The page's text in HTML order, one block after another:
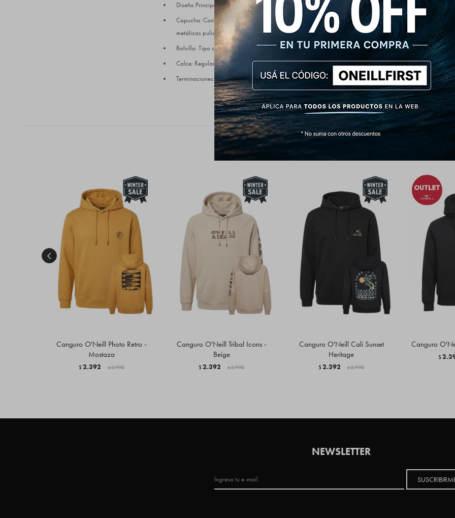
Diseño Principal: Aplique central arqueado, "O'Neill" y "California" realizado en bordado tipo Chenille
Capucha: Confeccionada con doble tela para mayor estructura, ajustable mediante cordones cilíndricos
metálicas pulidas.
Bolsillo: Tipo canguro frontal clásico con costuras de seguridad reforzadas.
Calce: Regular Fit de caída recta, cómoda y natural.
Terminaciones: Puños y cintura acanalados en rib elástico de gran densidad que evita deformaciones.
Canguro O'Neill Photo Retro -
Mostaza
$2.392 $ 2.990
Canguro O'Neill Tribal Icons -
Beige
$2.392 $ 2.990
Canguro O'Neill Cali Sunset
Heritage
$2.392 $ 2.990
Canguro
$

NEWSLETTER